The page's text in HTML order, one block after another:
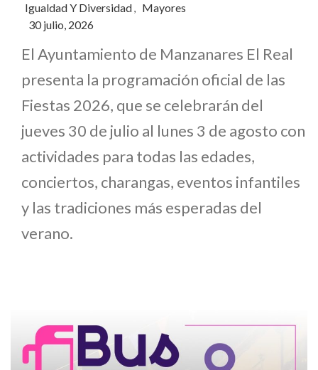
Igualdad Y Diversidad, Mayores
30 julio, 2026
El Ayuntamiento de Manzanares El Real
presenta la programación oficial de las
Fiestas 2026, que se celebrarán del
jueves 30 de julio al lunes 3 de agosto con
actividades para todas las edades,
conciertos, charangas, eventos infantiles
y las tradiciones más esperadas del
verano.